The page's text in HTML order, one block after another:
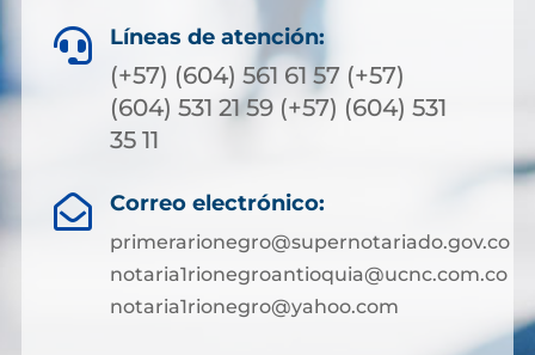
 Líneas de atención:
(+57) (604) 561 61 57 (+57)
(604) 531 21 59 (+57) (604) 531
35 11
 Correo electrónico:
primerarionegro@supernotariado.gov.co
notaria1rionegroantioquia@ucnc.com.co
notaria1rionegro@yahoo.com